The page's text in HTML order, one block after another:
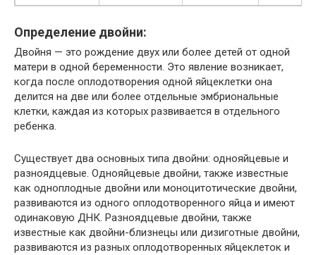
Определение двойни:
Двойня — это рождение двух или более детей от одной
матери в одной беременности. Это явление возникает,
когда после оплодотворения одной яйцеклетки она
делится на две или более отдельные эмбриональные
клетки, каждая из которых развивается в отдельного
ребенка.
Существует два основных типа двойни: однояйцевые и
разноядцевые. Однояйцевые двойни, также известные
как одноплодные двойни или моноцитотические двойни,
развиваются из одного оплодотворенного яйца и имеют
одинаковую ДНК. Разноядцевые двойни, также
известные как двойни-близнецы или дизиготные двойни,
развиваются из разных оплодотворенных яйцеклеток и